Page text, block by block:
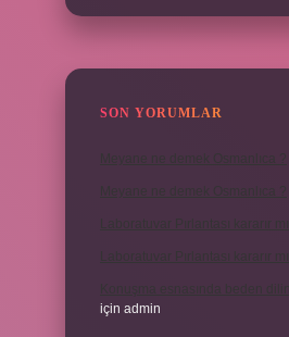
SON YORUMLAR
için admin